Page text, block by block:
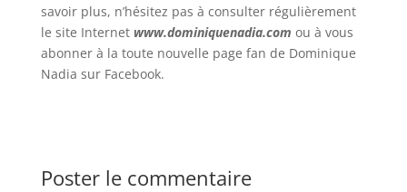
savoir plus, n’hésitez pas à consulter régulièrement
le site Internet www.dominiquenadia.com ou à vous
abonner à la toute nouvelle page fan de Dominique
Nadia sur Facebook.
Poster le commentaire